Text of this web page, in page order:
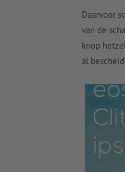
Daarvoor
van de
knop
al